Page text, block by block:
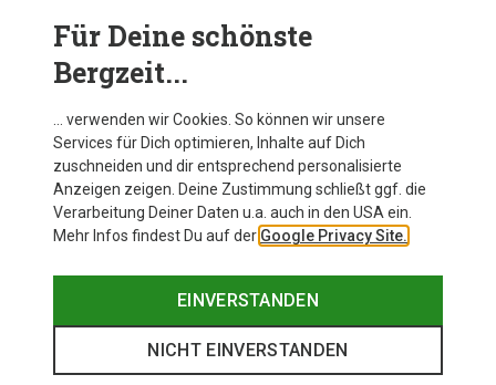
Für Deine schönste
Bergzeit...
… verwenden wir Cookies. So können wir unsere
Services für Dich optimieren, Inhalte auf Dich
zuschneiden und dir entsprechend personalisierte
Anzeigen zeigen. Deine Zustimmung schließt ggf. die
Verarbeitung Deiner Daten u.a. auch in den USA ein.
Mehr Infos findest Du auf der Google Privacy Site.
EINVERSTANDEN
NICHT EINVERSTANDEN